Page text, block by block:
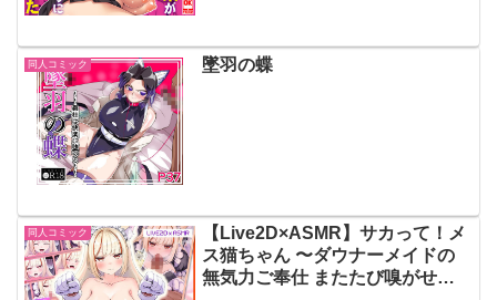
同人コミック 墜羽の蝶
同人コミック
【Live2D×ASMR】サカって！メ
ス猫ちゃん 〜ダウナーメイドの
無気力ご奉仕 またたび嗅がせて